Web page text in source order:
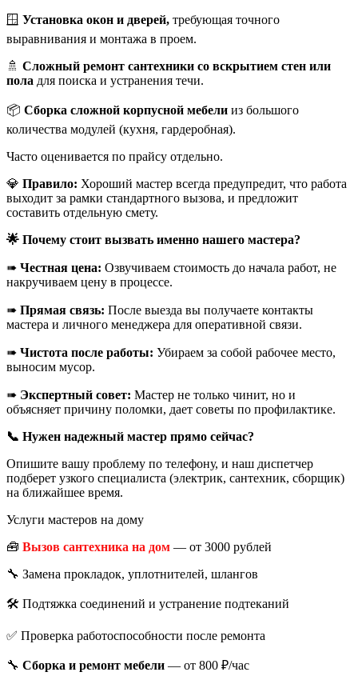
🪟 Установка окон и дверей, требующая точного
выравнивания и монтажа в проем.
🚿 Сложный ремонт сантехники со вскрытием стен или
пола для поиска и устранения течи.
📦 Сборка сложной корпусной мебели из большого
количества модулей (кухня, гардеробная).
Часто оценивается по прайсу отдельно.
💎 Правило: Хороший мастер всегда предупредит, что работа
выходит за рамки стандартного вызова, и предложит
составить отдельную смету.
🌟 Почему стоит вызвать именно нашего мастера?
➠ Честная цена: Озвучиваем стоимость до начала работ, не
накручиваем цену в процессе.
➠ Прямая связь: После выезда вы получаете контакты
мастера и личного менеджера для оперативной связи.
➠ Чистота после работы: Убираем за собой рабочее место,
выносим мусор.
➠ Экспертный совет: Мастер не только чинит, но и
объясняет причину поломки, дает советы по профилактике.
📞 Нужен надежный мастер прямо сейчас?
Опишите вашу проблему по телефону, и наш диспетчер
подберет узкого специалиста (электрик, сантехник, сборщик)
на ближайшее время.
Услуги мастеров на дому
🧰 Вызов сантехника на дом — от 3000 рублей
🔧 Замена прокладок, уплотнителей, шлангов
🛠️ Подтяжка соединений и устранение подтеканий
✅ Проверка работоспособности после ремонта
🔧 Сборка и ремонт мебели — от 800 ₽/час